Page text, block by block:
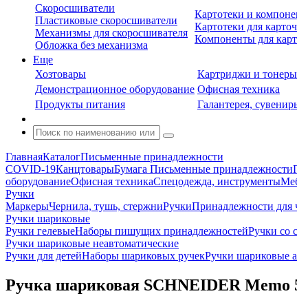
Скоросшиватели
Пластиковые скоросшиватели
Механизмы для скоросшивателя
Обложка без механизма
Картотеки и
Картотеки для
Компоненты для
Еще
Хозтовары
Картриджи и тонеры
Демонстрационное оборудование Офисная техника
Продукты питания
Галантерея,
ГлавнаяКаталогПисьменные принадлежности
COVID-19КанцтоварыБумага Письменные принадлежности
оборудованиеОфисная техникаСпецодежда, инструменты
Ручки
МаркерыЧернила, тушь, стержниРучкиПринадлежности для
Ручки шариковые
Ручки гелевыеНаборы пишущих принадлежностейРучки со
Ручки шариковые неавтоматические
Ручки для детейНаборы шариковых ручекРучки шариковые
Ручка шариковая SCHNEIDER Memo